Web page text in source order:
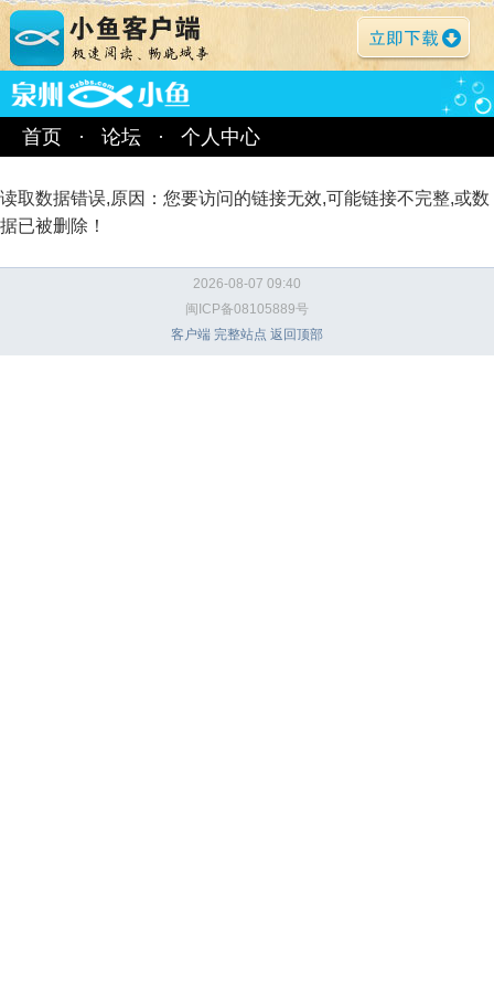
首页 · 论坛 · 个人中心
读取数据错误,原因：您要访问的链接无效,可能链接不完整,或数
据已被删除！
2026-08-07 09:40
闽ICP备08105889号
客户端 完整站点 返回顶部